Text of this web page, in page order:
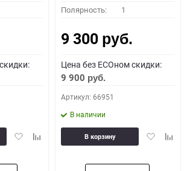
ДобавитьДобавить
Полярность: 1
9 300 руб.
Цена без ECOном скидки:
9 900 руб.
Артикул: 66951
В наличии
Добавить
В корзину